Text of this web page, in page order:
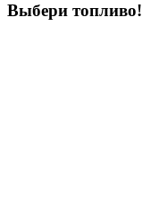
Выбери топливо!